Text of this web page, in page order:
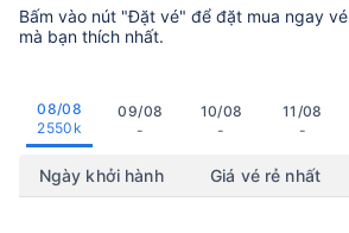
Bấm vào nút "Đặt vé" để đặt mua ngay
mà bạn thích nhất.
08/08
2550k
09/08
-
10/08
-
11/08
-
Ngày khởi hành Giá vé rẻ nhất